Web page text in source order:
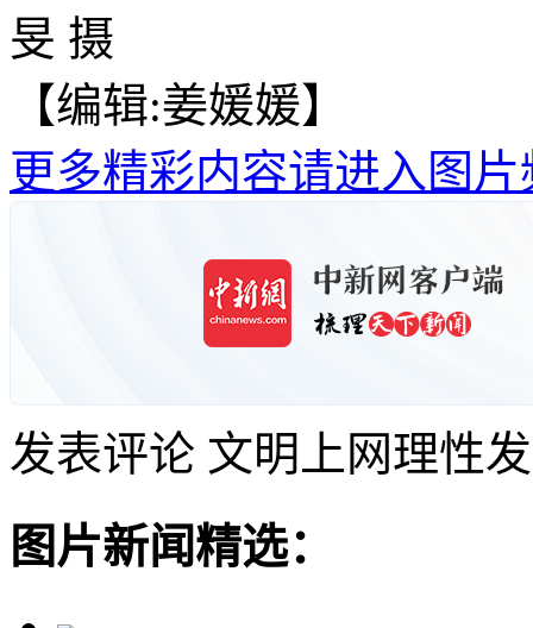
旻 摄
【编辑:姜媛媛】
更多精彩内容请进入图片
发表评论 文明上网理性
图片新闻精选：